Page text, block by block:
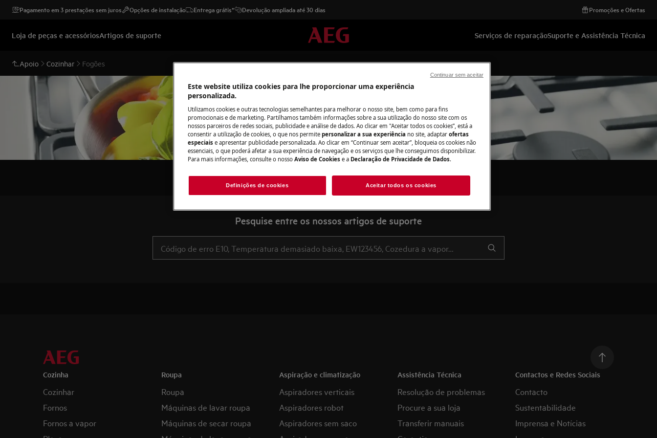
Pagamento em 3 prestações sem juros Opções de instalação Entrega grátis* Devolução ampliada até 30 dias Promoções e Ofertas
Loja de peças e acessóriosArtigos de suporte Serviços de reparaçãoSuporte e Assistência Técnica
Apoio Cozinhar Fogões
Apoio a Fogões
Pesquise entre os nossos artigos de suporte
Cozinha
Cozinhar
Fornos
Fornos a vapor
Roupa
Roupa
Máquinas de lavar roupa
Máquinas de secar roupa
Aspiração e climatização
Aspiradores verticais
Aspiradores robot
Aspiradores sem saco
Assistência Técnica
Resolução de problemas
Procure a sua loja
Transferir manuais
Contactos e Redes Sociais
Contacto
Sustentabilidade
Imprensa e Notícias
Este website utiliza cookies para lhe proporcionar uma experiência
personalizada.
Utilizamos cookies e outras tecnologias semelhantes para melhorar o nosso site, bem como para fins
promocionais e de marketing. Partilhamos também informações sobre a sua utilização do nosso site com os
nossos parceiros de redes sociais, publicidade e análise de dados. Ao clicar em "Aceitar todos os cookies”, está a
consentir a utilização de cookies, o que nos permite personalizar a sua experiência no site, adaptar ofertas
especiais e apresentar publicidade personalizada. Ao clicar em “Continuar sem aceitar”, bloqueia os cookies não
essenciais, o que poderá afetar a sua experiência de navegação e os serviços que lhe conseguimos disponibilizar.
Para mais informações, consulte o nosso Aviso de Cookies e a Declaração de Privacidade de Dados.
Definições de cookies Aceitar todos os cookies
Continuar sem aceitar